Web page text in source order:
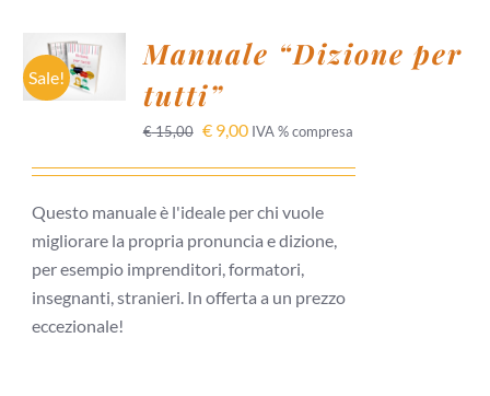
Sale!
AL
CARRELLO
/
Manuale “Dizione per
tutti”
€15,00 €9,00 IVA % compresa
Questo manuale è l'ideale per chi vuole
migliorare la propria pronuncia e dizione,
per esempio imprenditori, formatori,
insegnanti, stranieri. In offerta a un prezzo
eccezionale!